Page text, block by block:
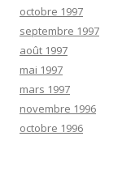
octobre 1997
septembre 1997
août 1997
mai 1997
mars 1997
novembre 1996
octobre 1996